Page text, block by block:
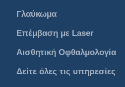
Γλαύκωμα
Επέμβαση με Laser
Αισθητική Οφθαλμολογία
Δείτε όλες τις υπηρεσίες